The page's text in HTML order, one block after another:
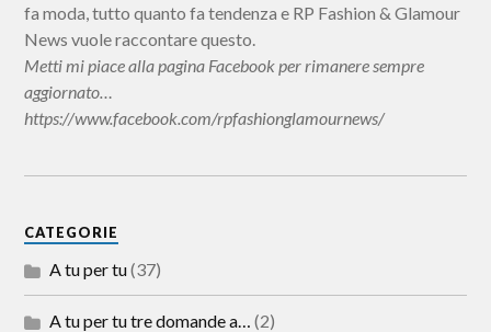
fa moda, tutto quanto fa tendenza e RP Fashion & Glamour
News vuole raccontare questo.
Metti mi piace alla pagina Facebook per rimanere sempre
aggiornato…
https://www.facebook.com/rpfashionglamournews/
CATEGORIE
A tu per tu(37)
A tu per tu tre domande a… (2)